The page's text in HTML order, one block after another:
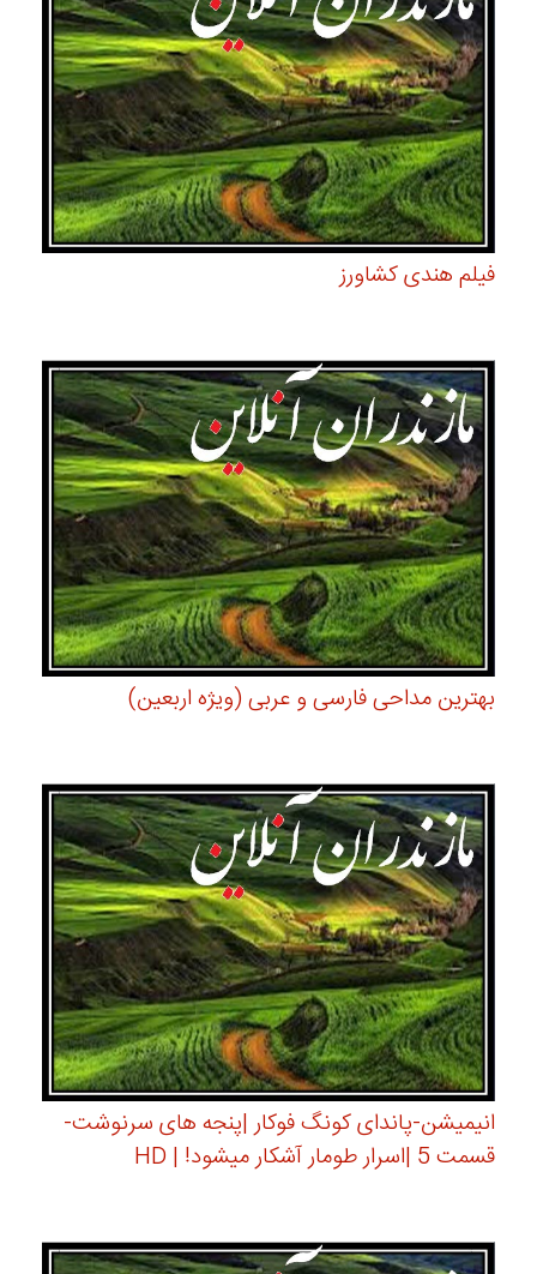
فیلم هندی کشاورز
بهترین مداحی فارسی و عربی (ویژه اربعین)
انیمیشن-پاندای کونگ فوکار |پنجه های سرنوشت-
قسمت 5 |اسرار طومار آشکار میشود! | HD